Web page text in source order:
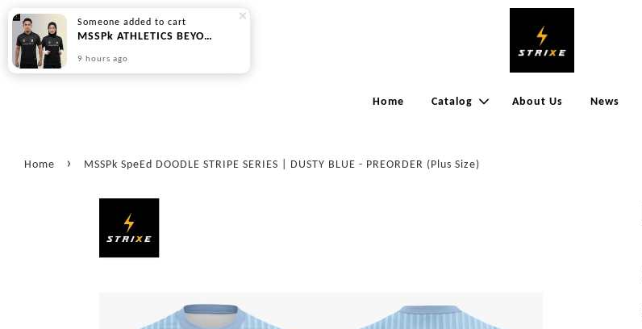
Home Catalog About Us News
Home › MSSPk SpeEd DOODLE STRIPE SERIES | DUSTY BLUE - PREORDER (Plus Size)
Someone added to cart
MSSPk ATHLETICS BEYOND SERIES - PREORDER
9 hours ago